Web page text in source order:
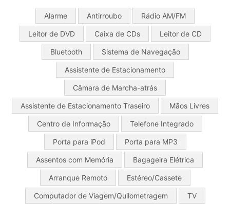
Alarme Antirroubo Rádio AM/FM
Leitor de DVD Caixa de CDs Leitor de CD
Bluetooth Sistema de Navegação
Assistente de Estacionamento
Câmara de Marcha-atrás
Assistente de Estacionamento Traseiro Mãos Livres
Centro de Informação Telefone Integrado
Porta para iPod Porta para MP3
Assentos com Memória Bagageira Elétrica
Arranque Remoto Estéreo/Cassete
Computador de Viagem/Quilometragem TV